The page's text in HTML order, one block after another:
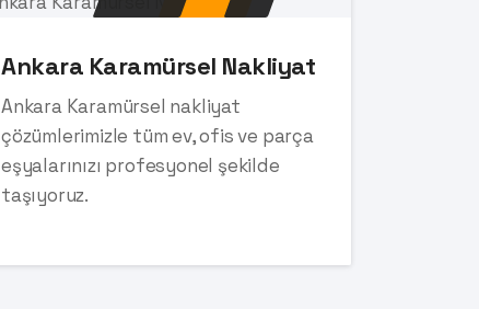
Ankara Karamürsel Nakliyat
Ankara Karamürsel nakliyat
çözümlerimizle tüm ev, ofis ve parça
eşyalarınızı profesyonel şekilde
taşıyoruz.